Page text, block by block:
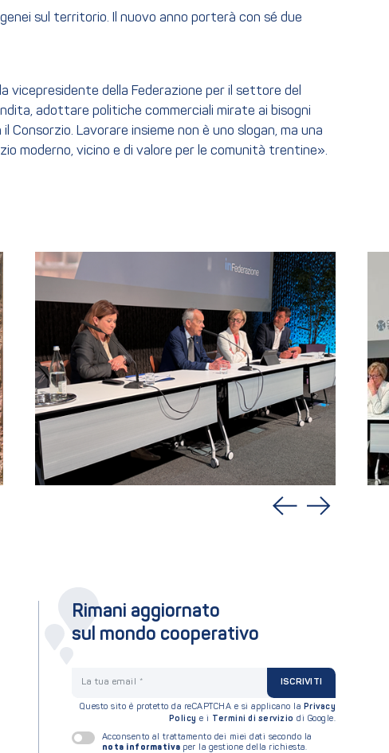
sul territorio. Il nuovo anno porterà con sé due
vicepresidente della Federazione per il settore del
adottare politiche commerciali mirate ai bisogni
Consorzio. Lavorare insieme non è uno slogan, ma una
moderno, vicino e di valore per le comunità trentine».
Rimani aggiornato
sul mondo cooperativo
ISCRIVITI
Questo sito è protetto da reCAPTCHA e si applicano la Privacy
Policy e i Termini di servizio di Google.
Acconsento al trattamento dei miei dati secondo la
nota informativa per la gestione della richiesta.